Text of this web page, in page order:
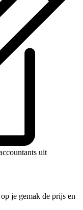
uit
je gemak de prijs en